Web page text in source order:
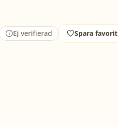
Ej verifierad Spara favorit